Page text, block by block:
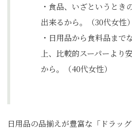
・食品、いざというとき
出来るから。（30代女性）
・日用品から食料品まで
上、比較的スーパーより
から。（40代女性）
日用品の品揃えが豊富な「ドラッ